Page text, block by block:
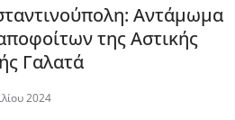
Αντάμωμα
της Αστικής
Γαλατά
2024